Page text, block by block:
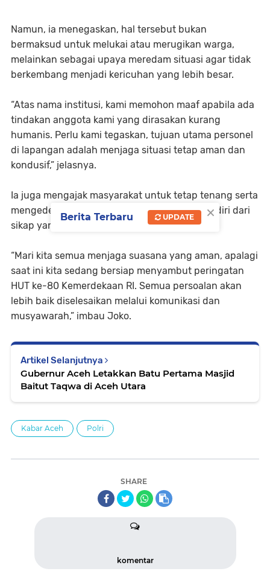
Namun, ia menegaskan, hal tersebut bukan
bermaksud untuk melukai atau merugikan warga,
melainkan sebagai upaya meredam situasi agar tidak
berkembang menjadi kericuhan yang lebih besar.
“Atas nama institusi, kami memohon maaf apabila ada
tindakan anggota kami yang dirasakan kurang
humanis. Perlu kami tegaskan, tujuan utama personel
di lapangan adalah menjaga situasi tetap aman dan
kondusif,” jelasnya.
Ia juga mengajak masyarakat untuk tetap tenang serta
mengedepankan musyawarah dan menahan diri dari
sikap yang dapat memicu provokasi.
“Mari kita semua menjaga suasana yang aman, apalagi
saat ini kita sedang bersiap menyambut peringatan
HUT ke-80 Kemerdekaan RI. Semua persoalan akan
lebih baik diselesaikan melalui komunikasi dan
musyawarah,” imbau Joko.
Artikel Selanjutnya
Gubernur Aceh Letakkan Batu Pertama Masjid
Baitut Taqwa di Aceh Utara
Kabar Aceh Polri
SHARE
komentar
×
Berita Terbaru UPDATE